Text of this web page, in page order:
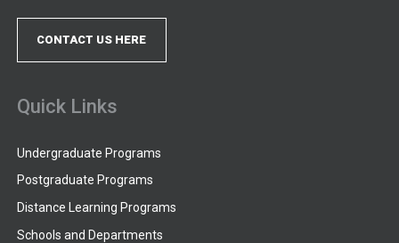
CONTACT US HERE
Quick Links
Undergraduate Programs
Postgraduate Programs
Distance Learning Programs
Schools and Departments